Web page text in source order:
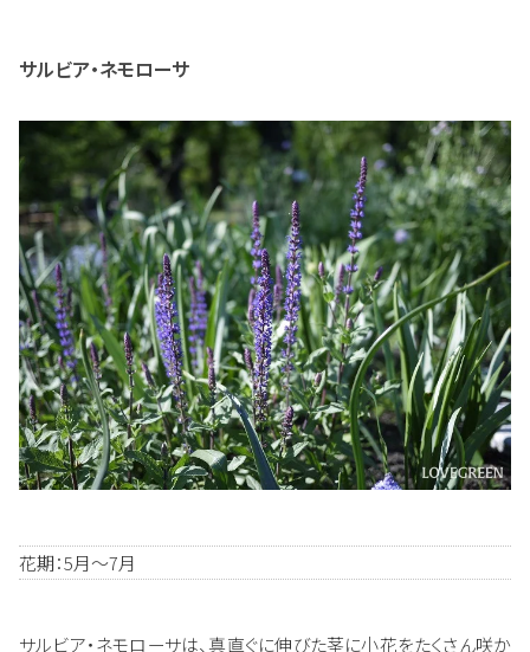
サルビア・ネモローサ
花期：5月～7月
サルビア・ネモローサは、真直ぐに伸びた茎に小花をたくさん咲か